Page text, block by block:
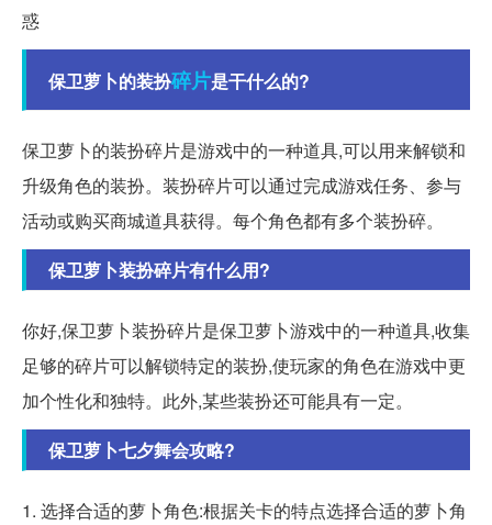
惑
保卫萝卜的装扮碎片是干什么的?
保卫萝卜的装扮碎片是游戏中的一种道具,可以用来解锁和
升级角色的装扮。装扮碎片可以通过完成游戏任务、参与
活动或购买商城道具获得。每个角色都有多个装扮碎。
保卫萝卜装扮碎片有什么用?
你好,保卫萝卜装扮碎片是保卫萝卜游戏中的一种道具,收集
足够的碎片可以解锁特定的装扮,使玩家的角色在游戏中更
加个性化和独特。此外,某些装扮还可能具有一定。
保卫萝卜七夕舞会攻略?
1. 选择合适的萝卜角色:根据关卡的特点选择合适的萝卜角